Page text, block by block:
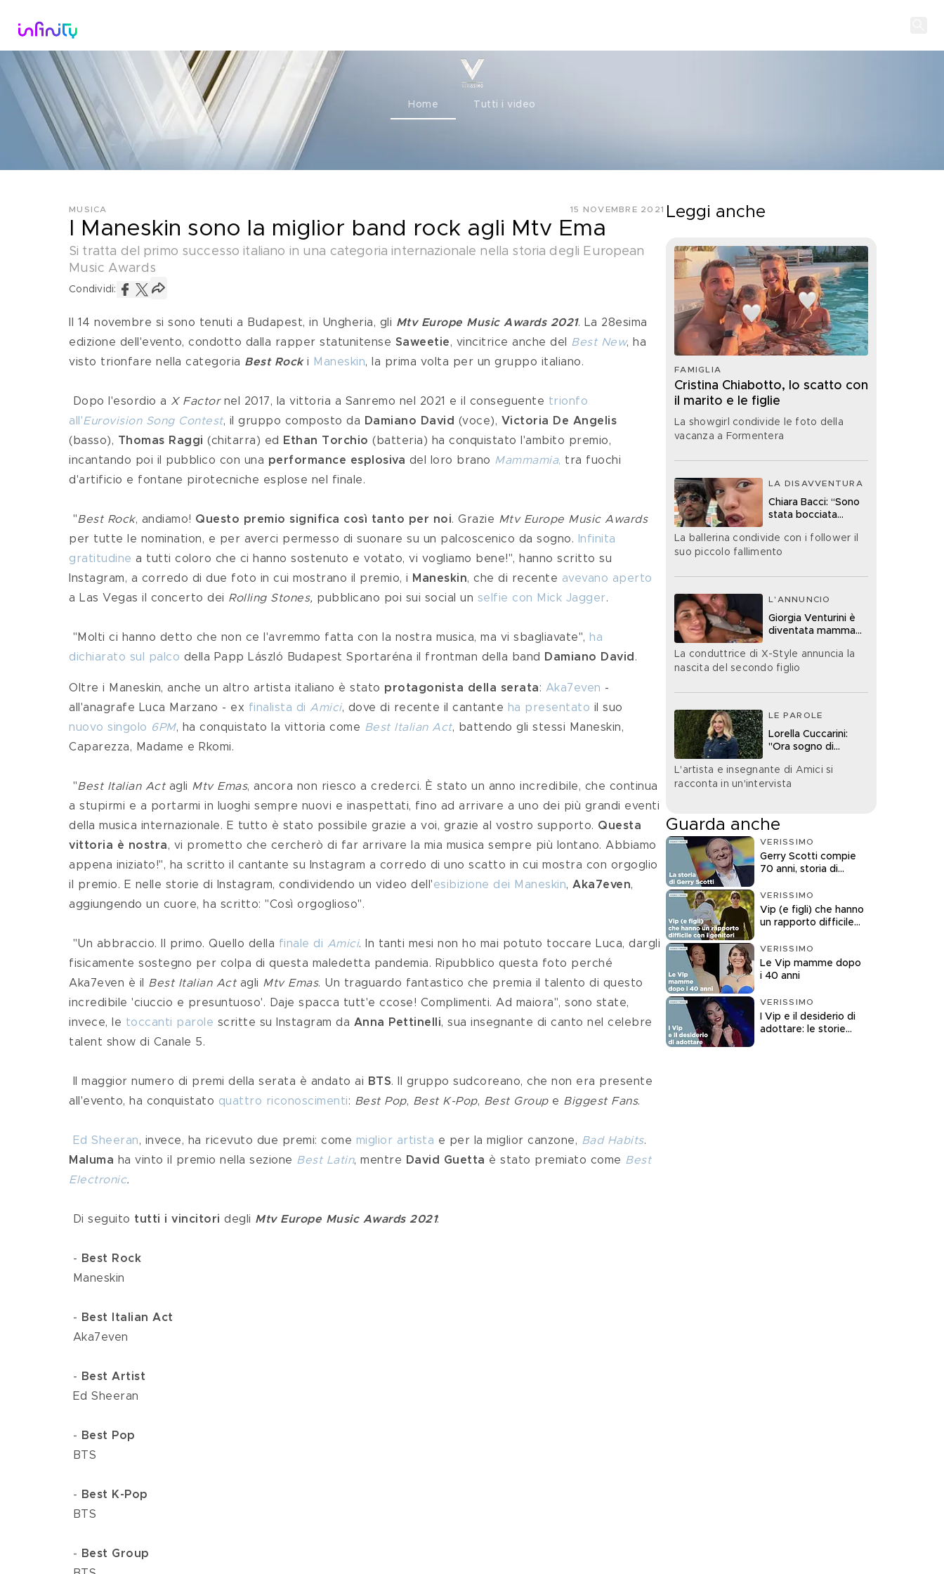
Home Tutti i video
MUSICA 15 NOVEMBRE 2021
I Maneskin sono la miglior band rock agli Mtv Ema
Si tratta del primo successo italiano in una categoria internazionale nella storia degli European
Music Awards
Condividi:
Il 14 novembre si sono tenuti a Budapest, in Ungheria, gli Mtv Europe Music Awards 2021. La 28esima
edizione dell'evento, condotto dalla rapper statunitense Saweetie, vincitrice anche del Best New, ha
visto trionfare nella categoria Best Rock i Maneskin, la prima volta per un gruppo italiano.
Dopo l'esordio a X Factor nel 2017, la vittoria a Sanremo nel 2021 e il conseguente trionfo
all'Eurovision Song Contest, il gruppo composto da Damiano David (voce), Victoria De Angelis
(basso), Thomas Raggi (chitarra) ed Ethan Torchio (batteria) ha conquistato l'ambito premio,
incantando poi il pubblico con una performance esplosiva del loro brano Mammamia, tra fuochi
d'artificio e fontane pirotecniche esplose nel finale.
"Best Rock, andiamo! Questo premio significa così tanto per noi. Grazie Mtv Europe Music Awards
per tutte le nomination, e per averci permesso di suonare su un palcoscenico da sogno.
Infinita
gratitudine a tutti coloro che ci hanno sostenuto e votato, vi vogliamo bene!", hanno scritto su
Instagram, a corredo di due foto in cui mostrano il premio, i
Maneskin, che di recente avevano aperto
a Las Vegas il concerto dei Rolling Stones, pubblicano poi sui social un selfie con Mick Jagger.
"Molti ci hanno detto che non ce l'avremmo fatta con la nostra musica, ma vi sbagliavate", ha
dichiarato sul palco della Papp László Budapest Sportaréna il frontman della band Damiano David .
Oltre i Maneskin, anche un altro artista italiano è stato protagonista della serata: Aka7even -
all'anagrafe Luca Marzano - ex finalista di Amici, dove di recente il cantante ha presentato il suo
nuovo singolo 6PM, ha conquistato la vittoria come Best Italian Act, battendo gli stessi Maneskin,
Caparezza, Madame e Rkomi.
"Best Italian Act agli Mtv Emas, ancora non riesco a crederci. È stato un anno incredibile, che continua
a stupirmi e a portarmi in luoghi sempre nuovi e inaspettati, fino ad arrivare a uno dei più grandi eventi
della musica internazionale. E tutto è stato possibile grazie a voi, grazie al vostro supporto. Questa
vittoria è nostra, vi prometto che cercherò di far arrivare la mia musica sempre più lontano. Abbiamo
appena iniziato!", ha scritto il cantante su Instagram a corredo di uno scatto in cui mostra con orgoglio
il premio. E nelle storie di Instagram, condividendo un video dell'esibizione dei Maneskin, Aka7even,
aggiungendo un cuore, ha scritto: "Così orgoglioso".
"Un abbraccio. Il primo. Quello della finale di Amici. In tanti mesi non ho mai potuto toccare Luca, dargli
fisicamente sostegno per colpa di questa maledetta pandemia. Ripubblico questa foto perché
Aka7even è il
Best Italian Act agli Mtv Emas. Un traguardo fantastico che premia il talento di questo
incredibile 'ciuccio e presuntuoso'. Daje spacca tutt'e ccose! Complimenti. Ad maiora", sono state,
invece, le toccanti parole scritte su Instagram da Anna Pettinelli, sua insegnante di canto nel celebre
talent show di Canale 5.
Il maggior numero di premi della serata è andato ai BTS. Il gruppo sudcoreano, che non era presente
all'evento, ha conquistato quattro riconoscimenti: Best Pop, Best K-Pop, Best Group e Biggest Fans.
Ed Sheeran, invece, ha ricevuto due premi: come miglior artista e per la miglior canzone, Bad Habits.
Maluma ha vinto il premio nella sezione Best Latin, mentre David Guetta è stato premiato come Best
Electronic.
Di seguito tutti i vincitori degli Mtv Europe Music Awards 2021:
-
Best Rock
Maneskin
-
Best Italian Act
Aka7even
-
Best Artist
Ed Sheeran
-
Best Pop
BTS
-
Best K-Pop
BTS
-
Best Group
Leggi anche
FAMIGLIA
Cristina Chiabotto, lo scatto con
il marito e le figlie
La showgirl condivide le foto della
vacanza a Formentera
LA DISAVVENTURA
Chiara Bacci: “Sono
stata bocciata
patente”
La ballerina condivide con i follower il
suo piccolo fallimento
L'ANNUNCIO
Giorgia Venturini è
diventata mamma
La conduttrice di X-Style annuncia la
nascita del secondo figlio
LE PAROLE
Lorella Cuccarini:
"Ora sogno di
L'artista e insegnante di Amici si
racconta in un'intervista
Guarda anche
VERISSIMO
Gerry Scotti compie
70 anni, storia di
VERISSIMO
Vip (e figli) che hanno
un rapporto difficile
VERISSIMO
Le Vip mamme dopo
i 40 anni
VERISSIMO
I Vip e il desiderio di
adottare: le storie